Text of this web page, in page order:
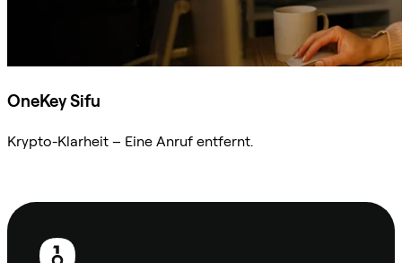
OneKey Sifu
Krypto-Klarheit – Eine Anruf entfernt.
Fußzeile